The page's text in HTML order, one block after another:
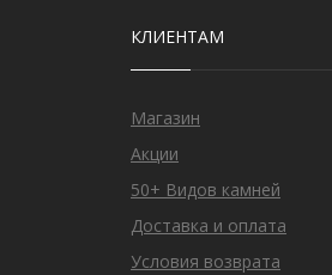
КЛИЕНТАМ
Магазин
Акции
50+ Видов камней
Доставка и оплата
Условия возврата